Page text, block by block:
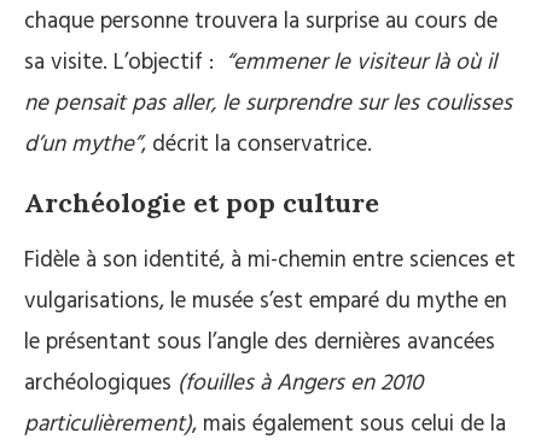
chaque personne trouvera la surprise au cours de
sa visite. L’objectif : “emmener le visiteur là où il
ne pensait pas aller, le surprendre sur les coulisses
d’un mythe”, décrit la conservatrice.
Archéologie et pop culture
Fidèle à son identité, à mi-chemin entre sciences et
vulgarisations, le musée s’est emparé du mythe en
le présentant sous l’angle des dernières avancées
archéologiques (fouilles à Angers en 2010
particulièrement), mais également sous celui de la